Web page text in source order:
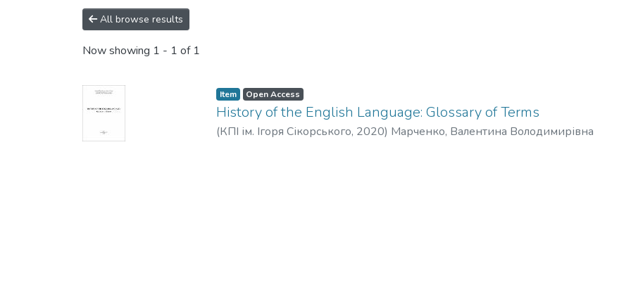
All browse results
Now showing 1 - 1 of 1
Item Open Access
History of the English Language: Glossary of Terms
(КПІ ім. Ігоря Сікорського, 2020) Марченко, Валентина Володимирівна